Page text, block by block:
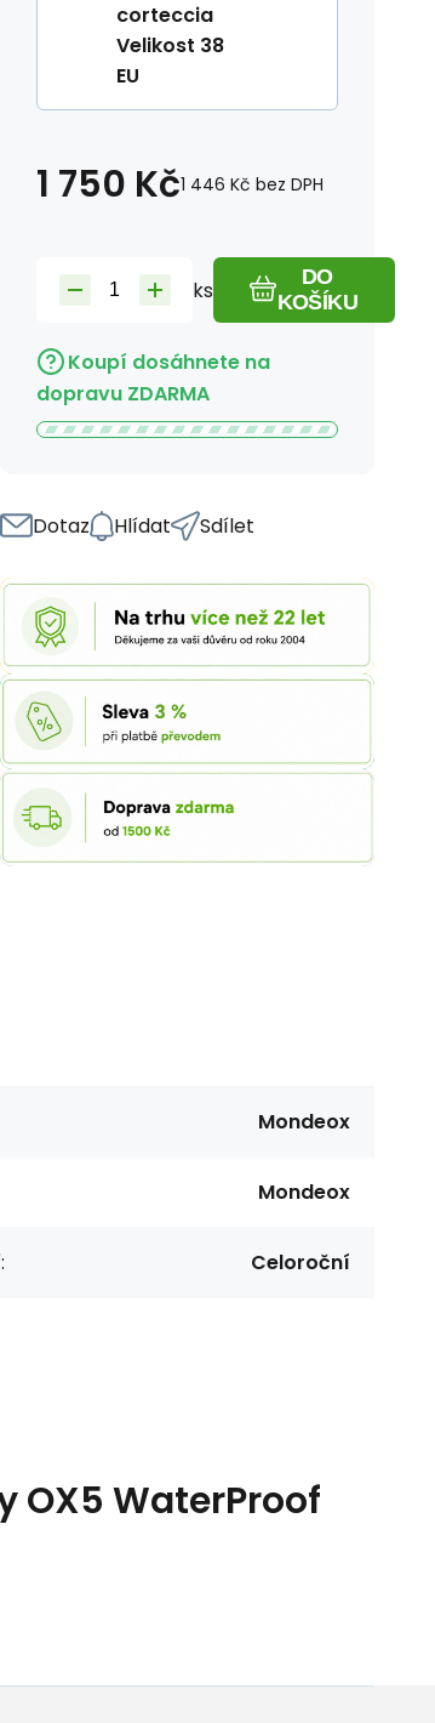
corteccia
Velikost 38
EU
1 750 Kč1 446 Kč bez DPH
ks
DO
KOŠÍKU
Koupí dosáhnete na
dopravu ZDARMA
Dotaz Hlídat Sdílet
Mondeox
Mondeox
Celoroční
OX5 WaterProof